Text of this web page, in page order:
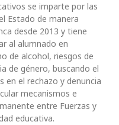
se imparte por las
Estado de manera
desde 2013 y tiene
al alumnado en
de alcohol, riesgos de
de género, buscando el
en el rechazo y denuncia
mecanismos e
entre Fuerzas y
educativa.